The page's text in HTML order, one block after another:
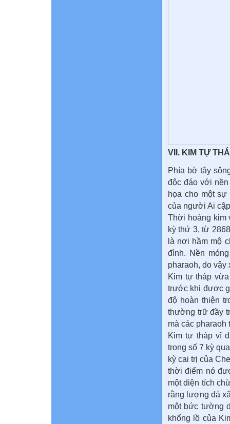
VII. KIM TỰ
Phía bờ tây
độc đáo với
họa cho một
của người Ai
Thời hoàng kim
kỳ thứ 3, từ
là nơi hầm mộ
đình. Nền
pharaoh, do vậy
Kim tự tháp
trước khi được
độ hoàn thiện
thường trữ đầy
mà các pharaoh
Kim tự tháp vĩ
trong số 7 kỳ
kỳ cai trị của
thời điểm nó
một diện tích
rằng lượng đá
một bức tường
khổng lồ của